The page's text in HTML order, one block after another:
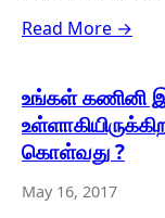
Read More →
உங்கள் கணினி
கொள்வது ?
May 16, 2017